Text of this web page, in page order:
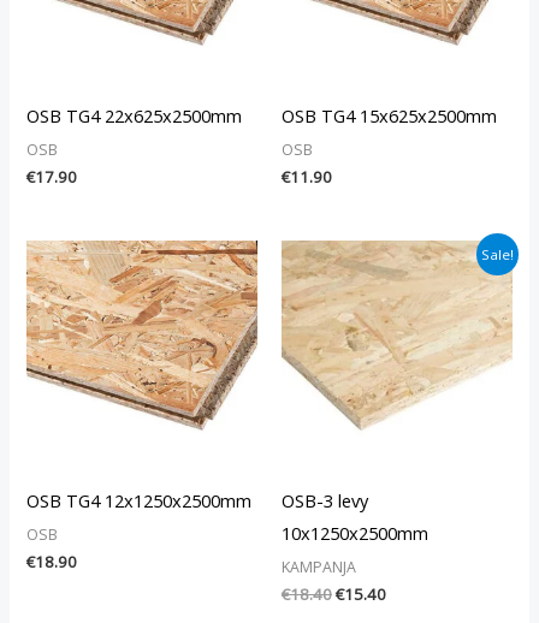
OSB TG4 22x625x2500mm
OSB
€17.90
OSB TG4 15x625x2500mm
OSB
€11.90
OSB TG4 12x1250x2500mm
OSB
€18.90
Sale!
OSB-3 levy
10x1250x2500mm
KAMPANJA
€18.40
Alkuperäinen
hinta
oli:
€18.40.
€15.40
Nykyinen
hinta
€15.40.